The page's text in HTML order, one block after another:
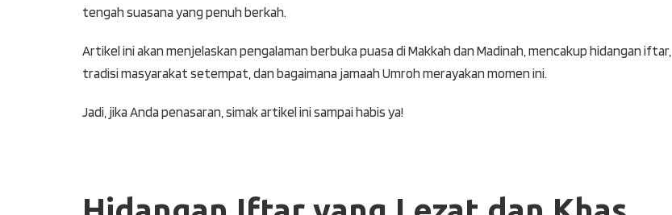
tengah suasana yang penuh berkah.
Artikel ini akan menjelaskan pengalaman berbuka puasa di Makkah dan Madinah, mencakup hidangan iftar,
tradisi masyarakat setempat, dan bagaimana jamaah Umroh merayakan momen ini.
Jadi, jika Anda penasaran, simak artikel ini sampai habis ya!